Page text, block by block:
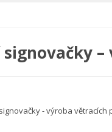
- výroba větracích